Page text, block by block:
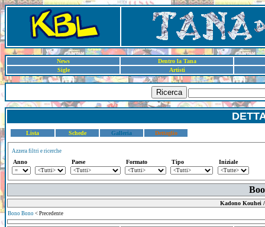
News
Dentro la Tana
Sigle
Artisti
Ricerca
Lista Schede Galleria Dettaglio
Azzera filtri e ricerche
Anno Paese Formato Tipo Iniziale
Kadono Kouhei
Bono Bono < Precedente